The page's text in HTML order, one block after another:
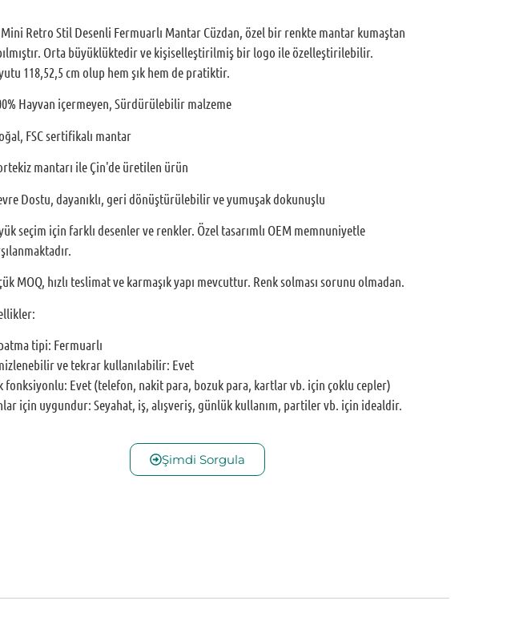
Retro Stil Desenli Fermuarlı Mantar Cüzdan, özel bir renkte mantar kumaştan
Orta büyüklüktedir ve kişiselleştirilmiş bir logo ile özelleştirilebilir.
118,52,5 cm olup hem şık hem de pratiktir.
Hayvan içermeyen, Sürdürülebilir malzeme
FSC sertifikalı mantar
mantarı ile Çin'de üretilen ürün
Dostu, dayanıklı, geri dönüştürülebilir ve yumuşak dokunuşlu
seçim için farklı desenler ve renkler. Özel tasarımlı OEM memnuniyetle
MOQ, hızlı teslimat ve karmaşık yapı mevcuttur. Renk solması sorunu olmadan.
tipi: Fermuarlı
ve tekrar kullanılabilir: Evet
fonksiyonlu: Evet (telefon, nakit para, bozuk para, kartlar vb. için çoklu cepler)
için uygundur: Seyahat, iş, alışveriş, günlük kullanım, partiler vb. için idealdir.
Şimdi Sorgula